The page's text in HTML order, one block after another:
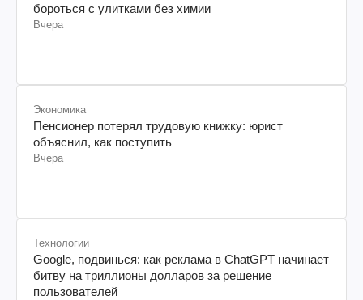
бороться с улитками без химии
Вчера
Экономика
Пенсионер потерял трудовую книжку: юрист
объяснил, как поступить
Вчера
Технологии
Google, подвинься: как реклама в ChatGPT начинает
битву на триллионы долларов за решение
пользователей